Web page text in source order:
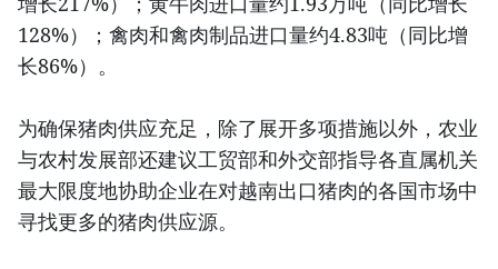
128%）；禽肉和禽肉制品进口量约4.83吨（同比增
长86%）。
为确保猪肉供应充足，除了展开多项措施以外，农业
与农村发展部还建议工贸部和外交部指导各直属机关
最大限度地协助企业在对越南出口猪肉的各国市场中
寻找更多的猪肉供应源。